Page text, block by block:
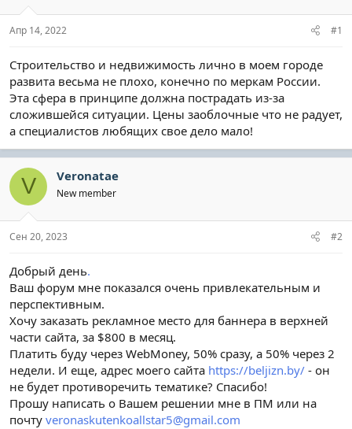
е
м
ч
а
а
Апр 14, 2022 #1
Строительство и недвижимость лично в моем городе
развита весьма не плохо, конечно по меркам России.
Эта сфера в принципе должна пострадать из-за
сложившейся ситуации. Цены заоблочные что не радует,
а специалистов любящих свое дело мало!
V Veronatae
New member
Сен 20, 2023 #2
Добрый день.
Ваш форум мне показался очень привлекательным и
перспективным.
Хочу заказать рекламное место для баннера в верхней
части сайта, за $800 в месяц.
Платить буду через WebMoney, 50% сразу, а 50% через 2
недели. И еще, адрес моего сайта https://beljizn.by/ - он
не будет противоречить тематике? Спасибо!
Прошу написать о Вашем решении мне в ПМ или на
почту veronaskutenkoallstar5@gmail.com